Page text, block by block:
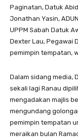
Paginatan, Datuk
Jonathan Yasin,
UPPM Sabah Datuk
Dexter Lau, Pegawai
pemimpin tempatan,
Dalam sidang media,
sekali lagi Ranau
mengadakan majlis
mengundang
pemimpin tempatan
meraikan bulan